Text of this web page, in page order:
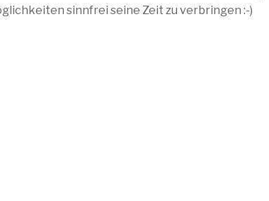
sinnfrei seine Zeit zu verbringen :-)